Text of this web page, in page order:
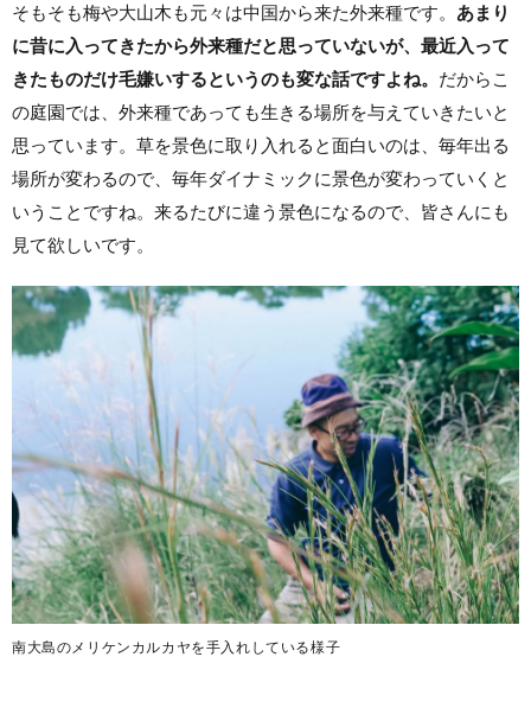
そもそも梅や大山木も元々は中国から来た外来種です。 あまり
に昔に入ってきたから外来種だと思っていないが、最近入って
きたものだけ毛嫌いするというのも変な話ですよね。 だからこ
の庭園では、外来種であっても生きる場所を与えていきたいと
思っています。草を景色に取り入れると面白いのは、毎年出る
場所が変わるので、毎年ダイナミックに景色が変わっていくと
いうことですね。来るたびに違う景色になるので、皆さんにも
見て欲しいです。
南大島のメリケンカルカヤを手入れしている様子